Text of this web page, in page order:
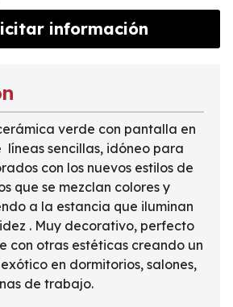
información
verde con pantalla en
líneas sencillas, idóneo para
con los nuevos estilos de
que se mezclan colores y
a la estancia que iluminan
. Muy decorativo, perfecto
con otras estéticas creando un
en dormitorios, salones,
de trabajo.